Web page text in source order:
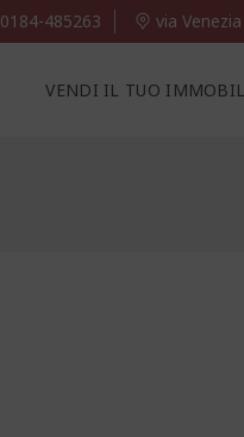
0184-485263 via
VENDI IL TUO